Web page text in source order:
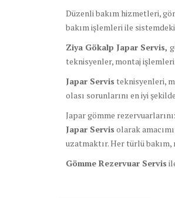
Düzenli bakım hizmetleri,
bakım işlemleri ile
Ziya Gökalp Japar Servis,
teknisyenler, montaj
Japar Servis teknisyenleri,
olası sorunlarını en iyi
Japar gömme
Japar Servis olarak
uzatmaktır. Her türlü bakım,
Gömme Rezervuar Servis